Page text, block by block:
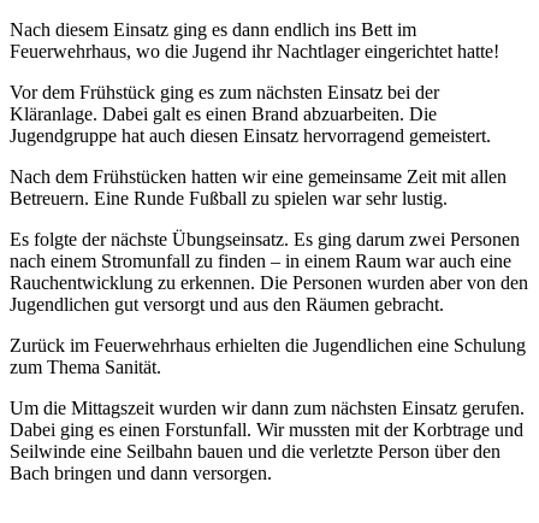
Nach diesem Einsatz ging es dann endlich ins Bett im
Feuerwehrhaus, wo die Jugend ihr Nachtlager eingerichtet hatte!
Vor dem Frühstück ging es zum nächsten Einsatz bei der
Kläranlage. Dabei galt es einen Brand abzuarbeiten. Die
Jugendgruppe hat auch diesen Einsatz hervorragend gemeistert.
Nach dem Frühstücken hatten wir eine gemeinsame Zeit mit allen
Betreuern. Eine Runde Fußball zu spielen war sehr lustig.
Es folgte der nächste Übungseinsatz. Es ging darum zwei Personen
nach einem Stromunfall zu finden – in einem Raum war auch eine
Rauchentwicklung zu erkennen. Die Personen wurden aber von den
Jugendlichen gut versorgt und aus den Räumen gebracht.
Zurück im Feuerwehrhaus erhielten die Jugendlichen eine Schulung
zum Thema Sanität.
Um die Mittagszeit wurden wir dann zum nächsten Einsatz gerufen.
Dabei ging es einen Forstunfall. Wir mussten mit der Korbtrage und
Seilwinde eine Seilbahn bauen und die verletzte Person über den
Bach bringen und dann versorgen.